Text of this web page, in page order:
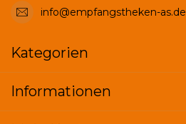
info@empfangstheken-as.de
Kategorien
Informationen